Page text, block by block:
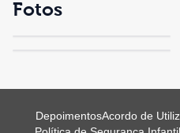
Fotos
DepoimentosAcordo de